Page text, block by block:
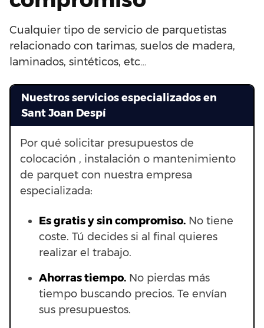
Cualquier tipo de servicio de parquetistas
relacionado con tarimas, suelos de madera,
laminados, sintéticos, etc…
Nuestros servicios especializados en
Sant Joan Despí
Por qué solicitar presupuestos de
colocación , instalación o mantenimiento
de parquet con nuestra empresa
especializada:
Es gratis y sin compromiso. No tiene
coste. Tú decides si al final quieres
realizar el trabajo.
Ahorras tiempo. No pierdas más
tiempo buscando precios. Te envían
sus presupuestos.